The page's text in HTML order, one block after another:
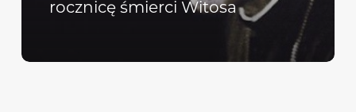
rocznicę śmierci Witosa